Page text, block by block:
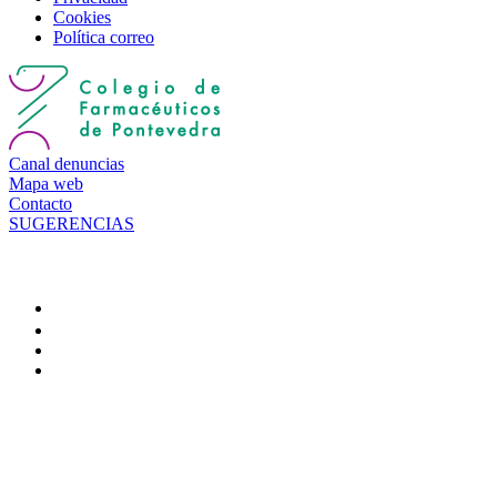
Cookies
Política correo
Canal denuncias
Mapa web
Contacto
SUGERENCIAS